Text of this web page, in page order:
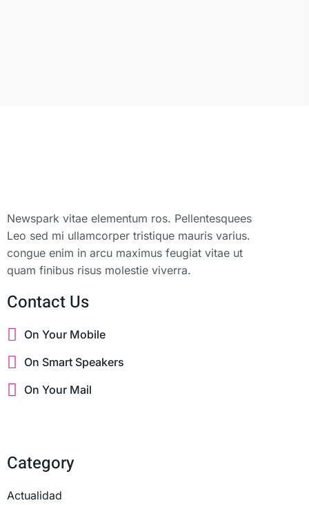
Newspark vitae elementum ros. Pellentesquees
Leo sed mi ullamcorper tristique mauris varius.
congue enim in arcu maximus feugiat vitae ut
quam finibus risus molestie viverra.
Contact Us
On Your Mobile
On Smart Speakers
On Your Mail
Category
Actualidad